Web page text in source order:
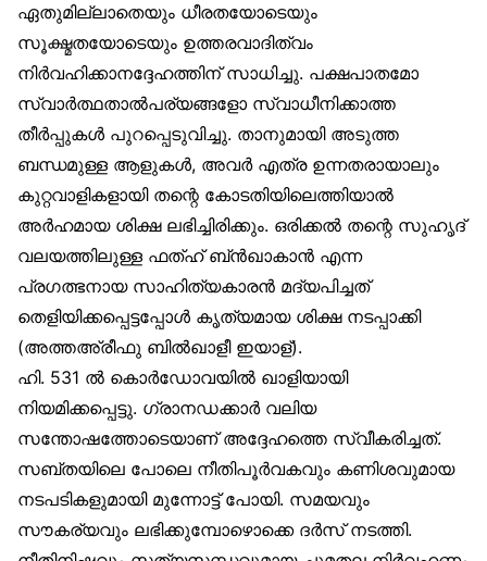
ഏതുമില്ലാതെയും ധീരതയോടെയും
സൂക്ഷ്മതയോടെയും ഉത്തരവാദിത്വം
നിർവഹിക്കാനദ്ദേഹത്തിന് സാധിച്ചു. പക്ഷപാതമോ
സ്വാർത്ഥതാൽപര്യങ്ങളോ സ്വാധീനിക്കാത്ത
തീർപ്പുകൾ പുറപ്പെടുവിച്ചു. താനുമായി അടുത്ത
ബന്ധമുള്ള ആളുകൾ, അവർ എത്ര ഉന്നതരായാലും
കുറ്റവാളികളായി തന്റെ കോടതിയിലെത്തിയാൽ
അർഹമായ ശിക്ഷ ലഭിച്ചിരിക്കും. ഒരിക്കൽ തന്റെ സുഹൃദ്
വലയത്തിലുള്ള ഫത്ഹ് ബ്ൻഖാകാൻ എന്ന
പ്രഗത്ഭനായ സാഹിത്യകാരൻ മദ്യപിച്ചത്
തെളിയിക്കപ്പെട്ടപ്പോൾ കൃത്യമായ ശിക്ഷ നടപ്പാക്കി
(അത്തഅ്‌രീഫു ബിൽഖാളീ ഇയാള്).
ഹി. 531 ൽ കൊർഡോവയിൽ ഖാളിയായി
നിയമിക്കപ്പെട്ടു. ഗ്രാനഡക്കാർ വലിയ
സന്തോഷത്തോടെയാണ് അദ്ദേഹത്തെ സ്വീകരിച്ചത്.
സബ്തയിലെ പോലെ നീതിപൂർവകവും കണിശവുമായ
നടപടികളുമായി മുന്നോട്ട് പോയി. സമയവും
സൗകര്യവും ലഭിക്കുമ്പോഴൊക്കെ ദർസ് നടത്തി.